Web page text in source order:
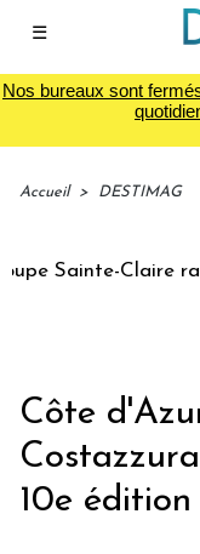
☰
Nos bureaux sont
Accueil > DESTIMAG
Sainte-Claire
Côte
10e édition